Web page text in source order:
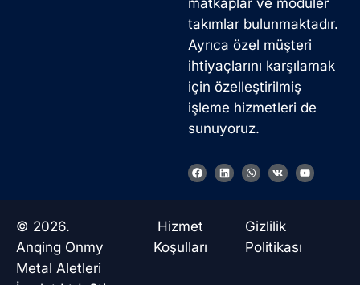
matkaplar ve modüler
takımlar bulunmaktadır.
Ayrıca özel müşteri
ihtiyaçlarını karşılamak
için özelleştirilmiş
işleme hizmetleri de
sunuyoruz.
F
a
o
o
L
i
W
h
a
p
p
V
k
Y
o
© 2026.
Anqing Onmy
Metal Aletleri
Hizmet
Koşulları
Gizlilik
Politikası
Russian
Chinese